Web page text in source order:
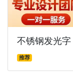
不锈钢发光字
推荐